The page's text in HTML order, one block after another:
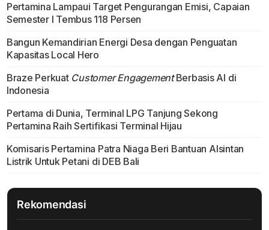
Pertamina Lampaui Target Pengurangan Emisi, Capaian
Semester I Tembus 118 Persen
Bangun Kemandirian Energi Desa dengan Penguatan
Kapasitas Local Hero
Braze Perkuat Customer EngagementBerbasis AI di
Indonesia
Pertama di Dunia, Terminal LPG Tanjung Sekong
Pertamina Raih Sertifikasi Terminal Hijau
Komisaris Pertamina Patra Niaga Beri Bantuan Alsintan
Listrik Untuk Petani di DEB Bali
Rekomendasi